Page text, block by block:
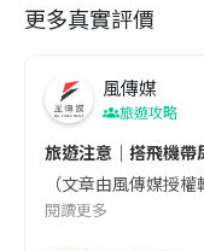
更多真實評價
風傳媒
旅遊攻略
旅遊注意｜搭飛機
（文章由風傳媒授
閱讀更多